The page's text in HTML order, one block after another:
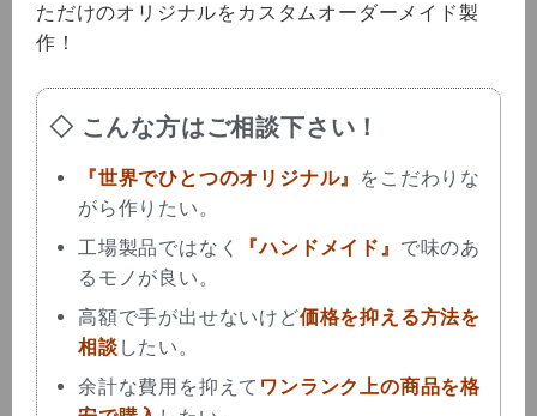
ただけのオリジナルをカスタムオーダーメイド製
作！
◇ こんな方はご相談下さい！
『世界でひとつのオリジナル』 をこだわりな
がら作りたい。
工場製品ではなく
『ハンドメイド』 で味のあ
るモノが良い。
高額で手が出せないけど価格を抑える方法を
相談 したい。
余計な費用を抑えて ワンランク上の商品を格